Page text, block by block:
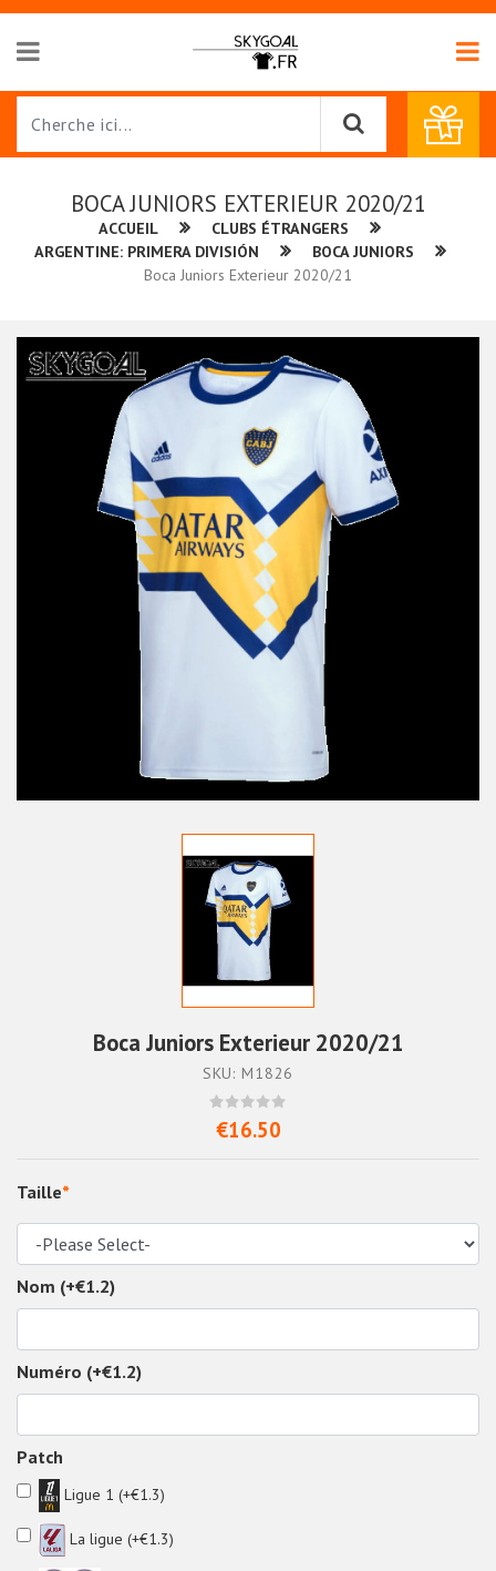
BOCA JUNIORS EXTERIEUR 2020/21
ACCUEIL
CLUBS ÉTRANGERS
ARGENTINE: PRIMERA DIVISIÓN
BOCA JUNIORS
Boca Juniors Exterieur 2020/21
Boca Juniors Exterieur 2020/21
SKU: M1826
€16.50
Taille*
Nom (+€1.2)
Numéro (+€1.2)
Patch
Ligue 1 (+€1.3)
La ligue (+€1.3)